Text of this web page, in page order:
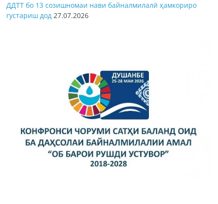
ДДТТ бо 13 созишномаи нави байналмилалӣ ҳамкориро
густариш дод 27.07.2026